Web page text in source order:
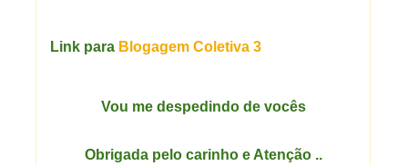
Link para Blogagem Coletiva 3
Vou me despedindo de vocês
Obrigada pelo carinho e Atenção ..